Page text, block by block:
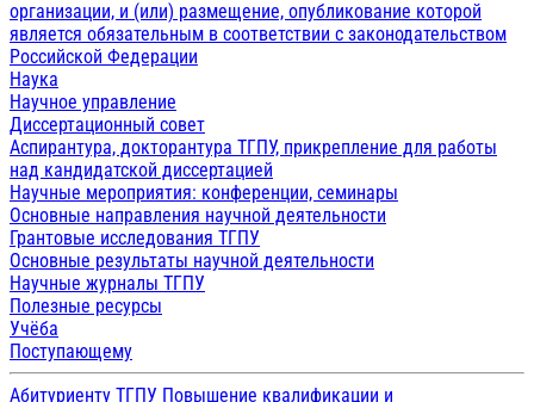
организации, и (или) размещение, опубликование которой
является обязательным в соответствии с законодательством
Российской Федерации
Наука
Научное управление
Диссертационный совет
Аспирантура, докторантура ТГПУ, прикрепление для работы
над кандидатской диссертацией
Научные мероприятия: конференции, семинары
Основные направления научной деятельности
Грантовые исследования ТГПУ
Основные результаты научной деятельности
Научные журналы ТГПУ
Полезные ресурсы
Учёба
Поступающему
Абитуриенту ТГПУ Повышение квалификации и